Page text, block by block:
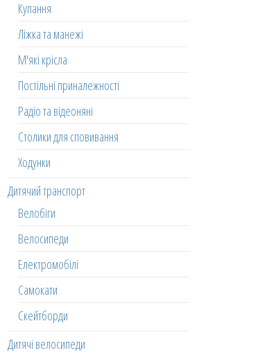
Купання
Ліжка та манежі
М'які крісла
Постільні приналежності
Радіо та відеоняні
Столики для сповивання
Ходунки
Дитячий транспорт
Велобіги
Велосипеди
Електромобілі
Самокати
Скейтборди
Дитячі велосипеди